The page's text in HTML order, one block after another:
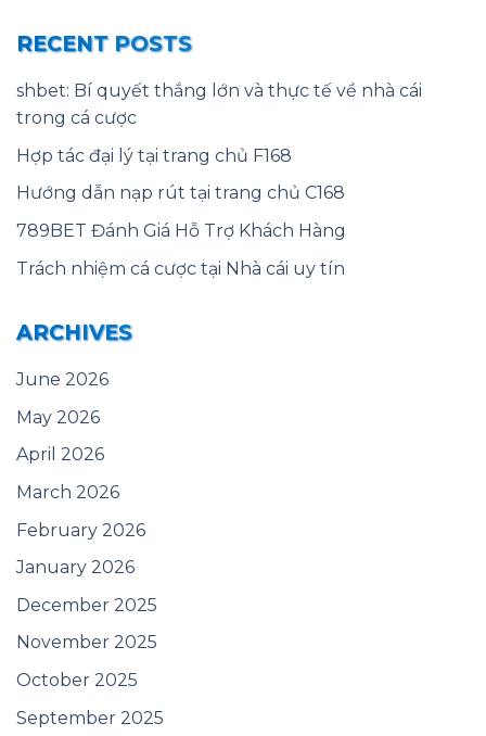
RECENT POSTS
shbet: Bí quyết thắng lớn và thực tế về nhà cái
trong cá cược
Hợp tác đại lý tại trang chủ F168
Hướng dẫn nạp rút tại trang chủ C168
789BET Đánh Giá Hỗ Trợ Khách Hàng
Trách nhiệm cá cược tại Nhà cái uy tín
ARCHIVES
June 2026
May 2026
April 2026
March 2026
February 2026
January 2026
December 2025
November 2025
October 2025
September 2025